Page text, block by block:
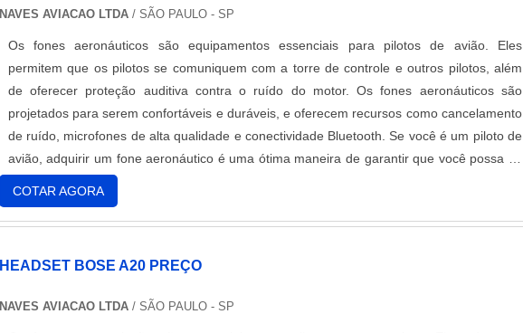
NAVES AVIACAO LTDA / SÃO PAULO - SP
Os fones aeronáuticos são equipamentos essenciais para pilotos de avião. Eles
permitem que os pilotos se comuniquem com a torre de controle e outros pilotos, além
de oferecer proteção auditiva contra o ruído do motor. Os fones aeronáuticos são
projetados para serem confortáveis e duráveis, e oferecem recursos como cancelamento
de ruído, microfones de alta qualidade e conectividade Bluetooth. Se você é um piloto de
avião, adquirir um fone aeronáutico é uma ótima maneira de garantir que você possa se
comunicar com segurança e conforto.
COTAR AGORA
HEADSET BOSE A20 PREÇO
NAVES AVIACAO LTDA / SÃO PAULO - SP